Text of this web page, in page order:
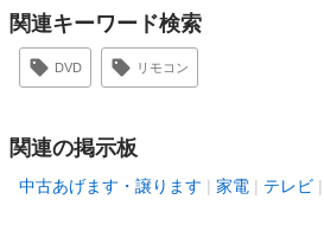
関連キーワード検索
DVD リモコン
関連の掲示板
中古あげます・譲ります 家電 テレビ